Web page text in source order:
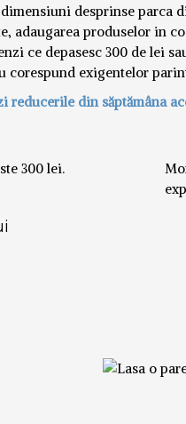
desprinse parca
adaugarea produselor in
ce depasesc 300 de lei
corespund exigentelor
reducerile din săptămâna
300 lei.